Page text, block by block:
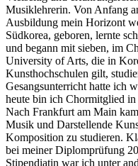
Musiklehrerin. Von Anfang
Ausbildung mein Horizont
Südkorea, geboren, lernte
und begann mit sieben, im
University of Arts, die in
Kunsthochschulen gilt,
Gesangsunterricht hatte ich
heute bin ich Chormitglied
Nach Frankfurt am Main
Musik und Darstellende
Komposition zu studieren.
bei meiner Diplomprüfung
Stipendiatin war ich unter